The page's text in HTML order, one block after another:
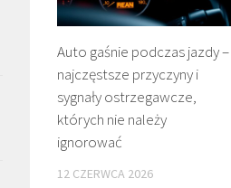
Auto gaśnie podczas jazdy –
najczęstsze przyczyny i
sygnały ostrzegawcze,
których nie należy
ignorować
12 CZERWCA 2026